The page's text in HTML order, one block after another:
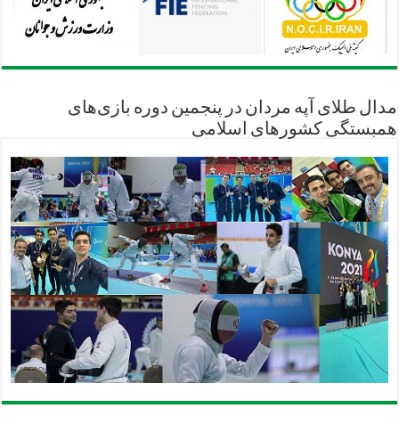
مدال طلای آپه مردان در پنجمین دوره بازی‌های
همبستگی کشورهای اسلامی